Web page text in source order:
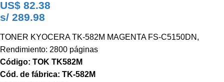
US$ 82.38
s/ 289.98
TONER KYOCERA TK-582M MAGENTA FS-C5150DN,
Rendimiento: 2800 páginas
Código: TOK TK582M
Cód. de fábrica: TK-582M